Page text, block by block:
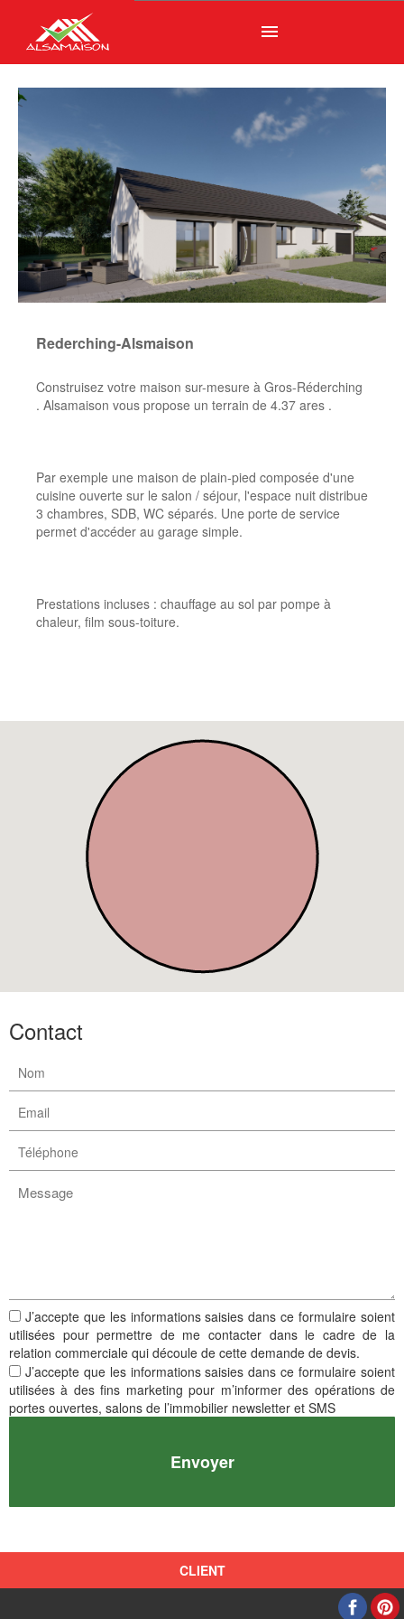
menu
Rederching-Alsmaison
Construisez votre maison sur-mesure à Gros-Réderching
. Alsamaison vous propose un terrain de 4.37 ares .
Par exemple une maison de plain-pied composée d'une
cuisine ouverte sur le salon / séjour, l'espace nuit distribue
3 chambres, SDB, WC séparés. Une porte de service
permet d'accéder au garage simple.
Prestations incluses : chauffage au sol par pompe à
chaleur, film sous-toiture.
Contact
J’accepte que les informations saisies dans ce formulaire soient
utilisées pour permettre de me contacter dans le cadre de la
relation commerciale qui découle de cette demande de devis.
J’accepte que les informations saisies dans ce formulaire soient
utilisées à des fins marketing pour m’informer des opérations de
portes ouvertes, salons de l’immobilier newsletter et SMS
CLIENT